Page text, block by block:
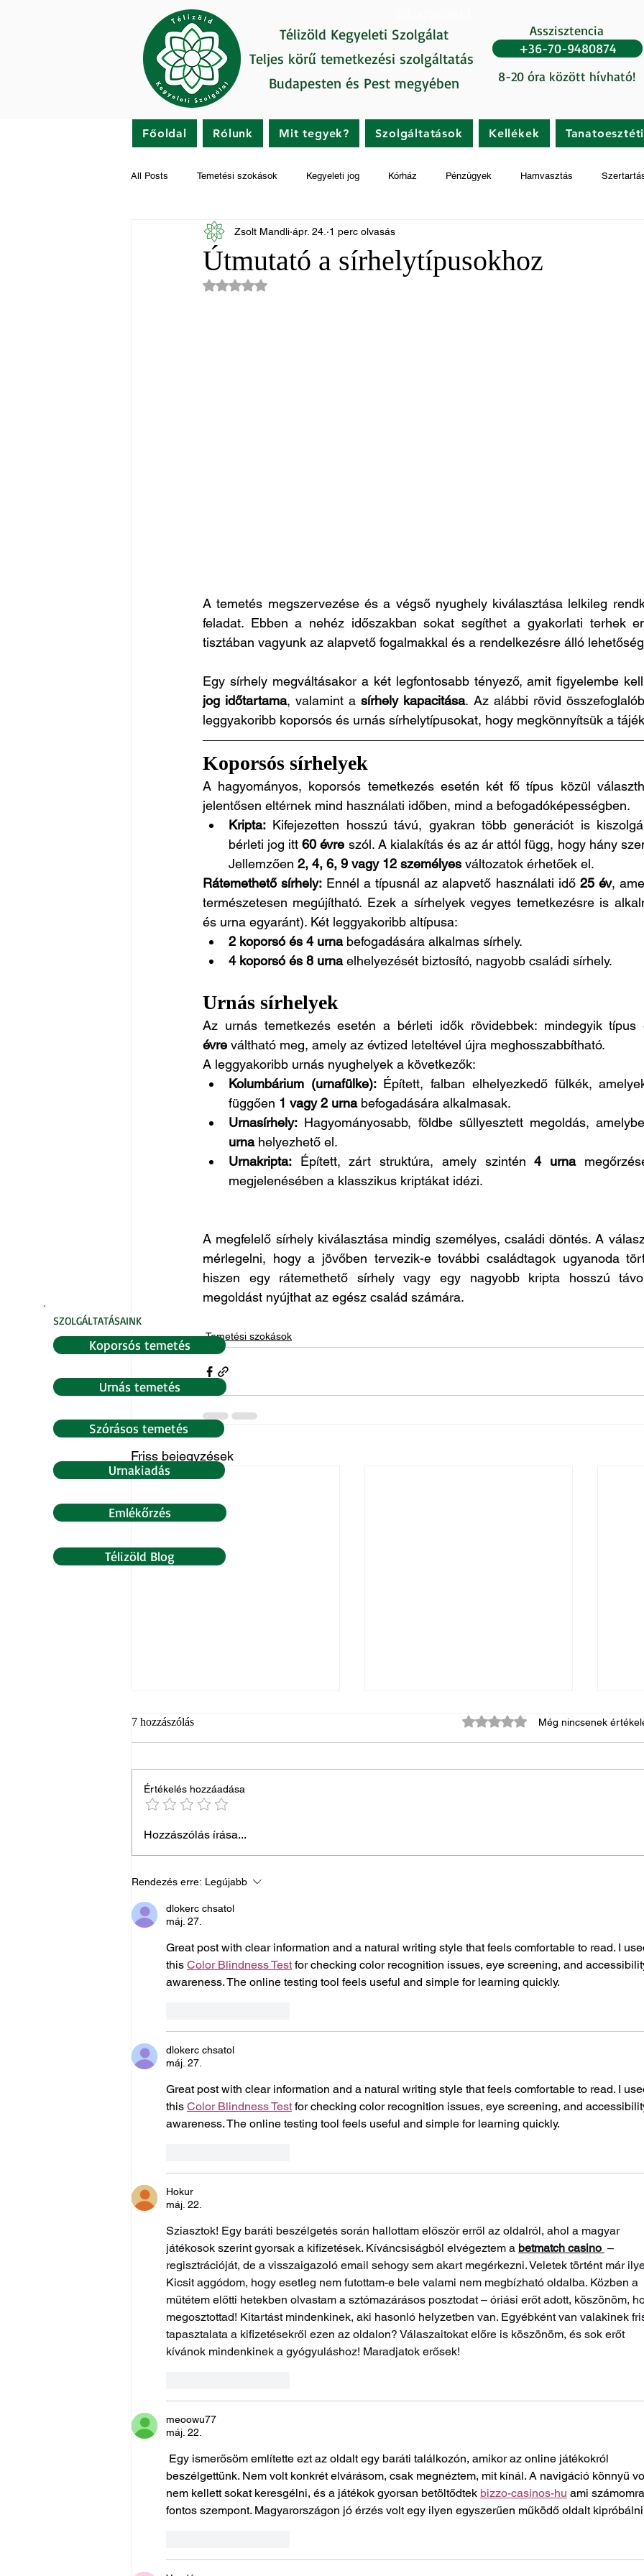
Télizöld Kegyeleti Szolgálat
Teljes körű temetkezési szolgáltatás
Budapesten és Pest megyében
Asszisztencia
8-20 óra között hívható!
+36-70-9480874
Főoldal Rólunk Mit tegyek? Szolgáltatások Kellékek
SZOLGÁLTATÁSAINK
Koporsós temetés
Urnás temetés
Szórásos temetés
Urnakiadás
Emlékőrzés
Télizöld Blog
All Posts Temetési szokások Kegyeleti jog Kórház Pénzügyek Hamvasztás
Gyászfeldolgozás Hírek
Útmutató a sírhelytípusokhoz
Zsolt Mandli ápr. 24. 1 perc olvasás
NaN csillagot kapott az 5-ből.
A temetés megszervezése és a végső nyughely kiválasztása lelkileg
feladat. Ebben a nehéz időszakban sokat segíthet a gyakorlati terhek
tisztában vagyunk az alapvető fogalmakkal és a rendelkezésre álló
Egy sírhely megváltásakor a két legfontosabb tényező, amit figyelembe
jog időtartama, valamint a sírhely kapacitása. Az alábbi rövid
leggyakoribb koporsós és urnás sírhelytípusokat, hogy megkönnyítsük a
Koporsós sírhelyek
A hagyományos, koporsós temetkezés esetén két fő típus közül
jelentősen eltérnek mind használati időben, mind a befogadóképességben.
Kripta: Kifejezetten hosszú távú, gyakran több generációt is
bérleti jog itt 60 évre szól. A kialakítás és az ár attól függ, hogy hány
Jellemzően 2, 4, 6, 9 vagy 12 személyes változatok érhetőek el.
Rátemethető sírhely: Ennél a típusnál az alapvető használati idő 25 év,
természetesen megújítható. Ezek a sírhelyek vegyes temetkezésre is
és urna egyaránt). Két leggyakoribb altípusa:
2 koporsó és 4 urna befogadására alkalmas sírhely.
4 koporsó és 8 urna elhelyezését biztosító, nagyobb családi sírhely.
Urnás sírhelyek
Az urnás temetkezés esetén a bérleti idők rövidebbek: mindegyik típus
évre váltható meg, amely az évtized leteltével újra meghosszabbítható.
A leggyakoribb urnás nyughelyek a következők:
Kolumbárium (urnafülke): Épített, falban elhelyezkedő fülkék,
függően 1 vagy 2 urna befogadására alkalmasak.
Urnasírhely: Hagyományosabb, földbe süllyesztett megoldás,
urna helyezhető el.
Urnakripta: Épített, zárt struktúra, amely szintén 4 urna
megjelenésében a klasszikus kriptákat idézi.
A megfelelő sírhely kiválasztása mindig személyes, családi döntés. A
mérlegelni, hogy a jövőben tervezik-e további családtagok ugyanoda
hiszen egy rátemethető sírhely vagy egy nagyobb kripta hosszú
megoldást nyújthat az egész család számára.
Temetési szokások
Friss bejegyzések
Mitől lesz egy búcsúztató
7 hozzászólás 0 csillagot kapott az 5-ből.
Még nincsenek
Értékelés hozzáadása
Hozzászólás írása...
Rendezés erre: Legújabb
dlokerc chsatol
máj. 27.
Great post with clear information and a natural writing style that feels comfortable to read. I
this Color Blindness Test for checking color recognition issues, eye screening, and
awareness. The online testing tool feels useful and simple for learning quickly.
dlokerc chsatol
máj. 27.
Great post with clear information and a natural writing style that feels comfortable to read. I
this Color Blindness Test for checking color recognition issues, eye screening, and
awareness. The online testing tool feels useful and simple for learning quickly.
Hokur
máj. 22.
Sziasztok! Egy baráti beszélgetés során hallottam először erről az oldalról, ahol a magyar
játékosok szerint gyorsak a kifizetések. Kíváncsiságból elvégeztem a betmatch casino –
regisztrációját, de a visszaigazoló email sehogy sem akart megérkezni. Veletek történt már
Kicsit aggódom, hogy esetleg nem futottam-e bele valami nem megbízható oldalba. Közben a
műtétem előtti hetekben olvastam a sztómazárásos posztodat – óriási erőt adott, köszönöm,
megosztottad! Kitartást mindenkinek, aki hasonló helyzetben van. Egyébként van valakinek
tapasztalata a kifizetésekről ezen az oldalon? Válaszaitokat előre is köszönöm, és sok erőt
kívánok mindenkinek a gyógyuláshoz! Maradjatok erősek!
meoowu77
máj. 22.
Egy ismerősöm említette ezt az oldalt egy baráti találkozón, amikor az online játékokról
beszélgettünk. Nem volt konkrét elvárásom, csak megnéztem, mit kínál. A navigáció könnyű
nem kellett sokat keresgélni, és a játékok gyorsan betöltődtek bizzo-casinos-hu ami számomra
fontos szempont. Magyarországon jó érzés volt egy ilyen egyszerűen működő oldalt